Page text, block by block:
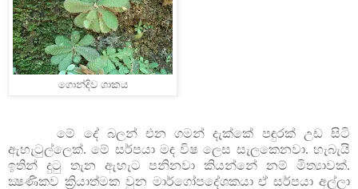
ගොන්දිව ශාකය
මේ දේ බලන් එන ගමන් දැක්කේ පඳුරක් උඩ සිටි
ඇහැටුල්ලෙක්. මේ සර්පයා මඳ විෂ ලෙස සැලකෙනවා. හැබැයි
ඉතින් දුටු තැන ඇහැට පනිනවා කියන්නේ නම් මිත්‍යාවක්.
ක්‍ෂණිකව ක්‍රියාත්මක වුන මාර්ගෝපදේශකයා ඒ සර්පයා අල්ලා